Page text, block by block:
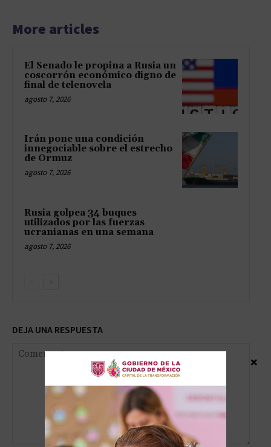
More articles
El Senado le propina a Rusia un
coscorrón económico digno de
final de telenovela
agosto 7, 2026
Irán pone una condición
innegociable sobre el estrecho
de Ormuz
agosto 7, 2026
Rusia golpea 34 buques
utilizados por las fuerzas
ucranianas en una semana
agosto 7, 2026
DEJA UNA RESPUESTA
×